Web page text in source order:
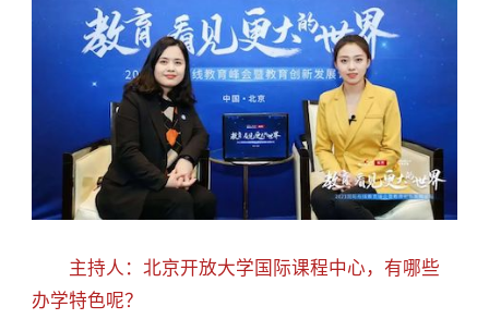
主持人：北京开放大学国际课程中心，有哪些
办学特色呢？